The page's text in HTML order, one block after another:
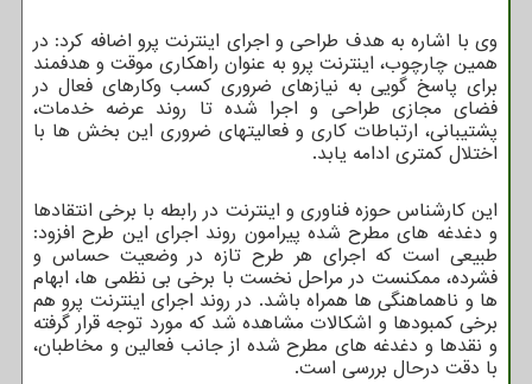
وی با اشاره به هدف طراحی و اجرای اینترنت پرو اضافه کرد: در
همین چارچوب، اینترنت پرو به عنوان راهکاری موقت و هدفمند
برای پاسخ گویی به نیازهای ضروری کسب وکارهای فعال در
فضای مجازی طراحی و اجرا شده تا روند عرضه خدمات،
پشتیبانی، ارتباطات کاری و فعالیتهای ضروری این بخش ها با
اختلال کمتری ادامه یابد.
این کارشناس حوزه فناوری و اینترنت در رابطه با برخی انتقادها
و دغدغه های مطرح شده پیرامون روند اجرای این طرح افزود:
طبیعی است که اجرای هر طرح تازه در وضعیت حساس و
فشرده، ممکنست در مراحل نخست با برخی بی نظمی ها، ابهام
ها و ناهماهنگی ها همراه باشد. در روند اجرای اینترنت پرو هم
برخی کمبودها و اشکالات مشاهده شد که مورد توجه قرار گرفته
و نقدها و دغدغه های مطرح شده از جانب فعالین و مخاطبان،
با دقت درحال بررسی است.